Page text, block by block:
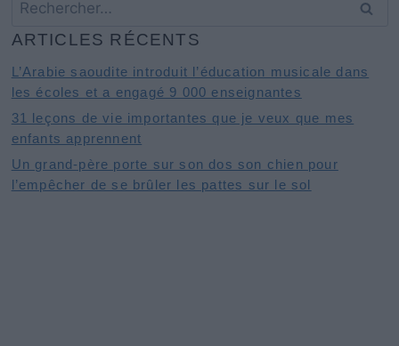
ARTICLES RÉCENTS
L’Arabie saoudite introduit l’éducation musicale dans
les écoles et a engagé 9 000 enseignantes
31 leçons de vie importantes que je veux que mes
enfants apprennent
Un grand-père porte sur son dos son chien pour
l’empêcher de se brûler les pattes sur le sol